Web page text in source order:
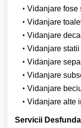
Vidanjare fose
Vidanjare
Vidanjare
Vidanjare statii
Vidanjare
Vidanjare
Vidanjare
Vidanjare alte
Servicii